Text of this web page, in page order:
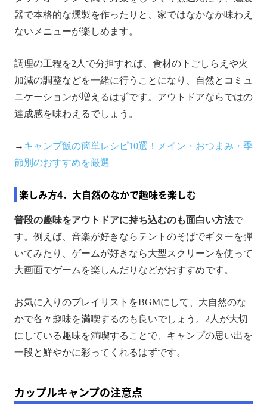
器で本格的な燻製を作ったりと、家ではなかなか味わえ
ないメニューが楽しめます。
調理の工程を2人で分担すれば、食材の下ごしらえや火
加減の調整などを一緒に行うことになり、自然とコミュ
ニケーションが増えるはずです。アウトドアならではの
達成感を味わえるでしょう。
→ キャンプ飯の簡単レシピ10選！メイン・おつまみ・季
節別のおすすめを厳選
楽しみ方4．大自然のなかで趣味を楽しむ
普段の趣味をアウトドアに持ち込むのも面白い方法で
す。例えば、音楽が好きならテントのそばでギターを弾
いてみたり、ゲームが好きなら大型スクリーンを使って
大画面でゲームを楽しんだりなどがおすすめです。
お気に入りのプレイリストをBGMにして、大自然のな
かで各々趣味を満喫するのも良いでしょう。2人が大切
にしている趣味を満喫することで、キャンプの思い出を
一段と鮮やかに彩ってくれるはずです。
カップルキャンプの注意点